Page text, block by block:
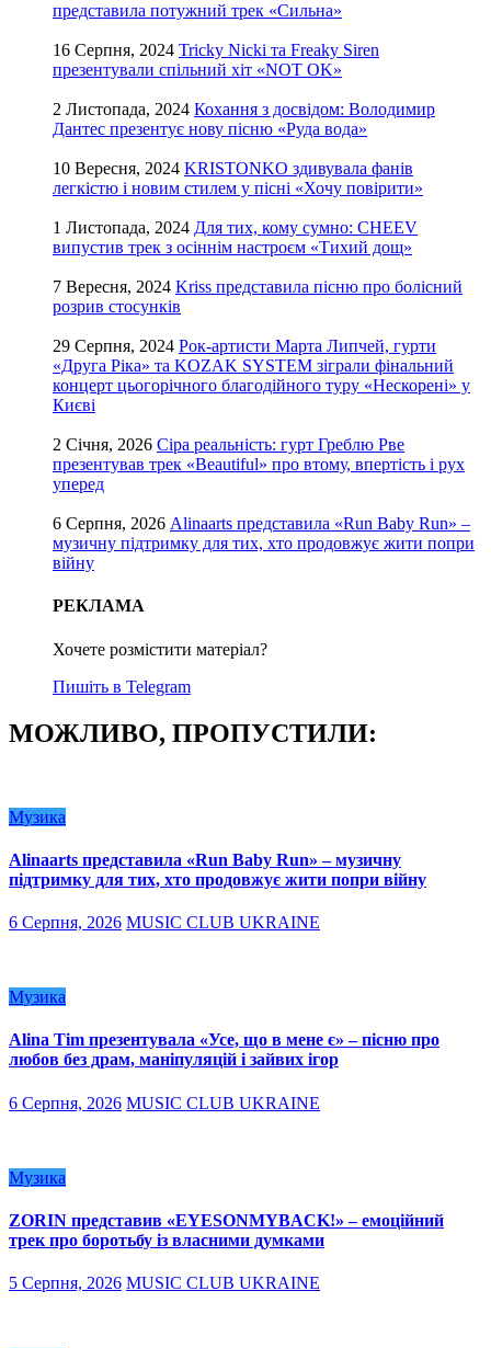
представила потужний трек «Сильна»
16 Серпня, 2024 Tricky Nicki та Freaky Siren
презентували спільний хіт «NOT OK»
2 Листопада, 2024 Кохання з досвідом: Володимир
Дантес презентує нову пісню «Руда вода»
10 Вересня, 2024 KRISTONKO здивувала фанів
легкістю і новим стилем у пісні «Хочу повірити»
1 Листопада, 2024 Для тих, кому сумно: CHEEV
випустив трек з осіннім настроєм «Тихий дощ»
7 Вересня, 2024 Kriss представила пісню про болісний
розрив стосунків
29 Серпня, 2024 Рок-артисти Марта Липчей, гурти
«Друга Ріка» та KOZAK SYSTEM зіграли фінальний
концерт цьогорічного благодійного туру «Нескорені» у
Києві
2 Січня, 2026 Сіра реальність: гурт Греблю Рве
презентував трек «Beautiful» про втому, впертість і рух
уперед
6 Серпня, 2026 Alinaarts представила «Run Baby Run» –
музичну підтримку для тих, хто продовжує жити попри
війну
РЕКЛАМА
Хочете розмістити матеріал?
Пишіть в Telegram
МОЖЛИВО, ПРОПУСТИЛИ:
Музика
Alinaarts представила «Run Baby Run» – музичну
підтримку для тих, хто продовжує жити попри війну
6 Серпня, 2026 MUSIC CLUB UKRAINE
Музика
Alina Tim презентувала «Усе, що в мене є» – пісню про
любов без драм, маніпуляцій і зайвих ігор
6 Серпня, 2026 MUSIC CLUB UKRAINE
Музика
ZORIN представив «EYESONMYBACK!» – емоційний
трек про боротьбу із власними думками
5 Серпня, 2026 MUSIC CLUB UKRAINE